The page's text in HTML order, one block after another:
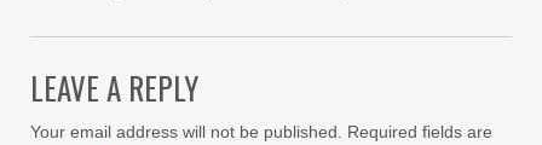
LEAVE A REPLY
Your email address will not be published.
Required fields are